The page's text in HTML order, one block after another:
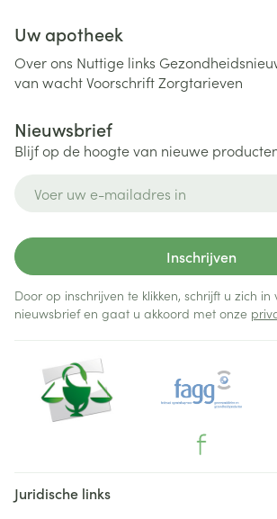
Uw apotheek
Over ons Nuttige links
van wachtVoorschriftZorgtarieven
Nieuwsbrief
Blijf op de hoogte van nieuwe
Inschrijven
Door op inschrijven te klikken, schrijft u zich in
nieuwsbrief en gaat u akkoord met onze
Juridische links